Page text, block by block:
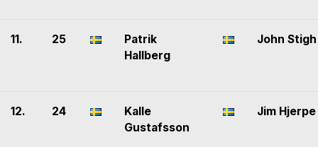
11. 25
Patrik
Hallberg
John Stigh
12. 24
Kalle
Gustafsson
Jim Hjerpe